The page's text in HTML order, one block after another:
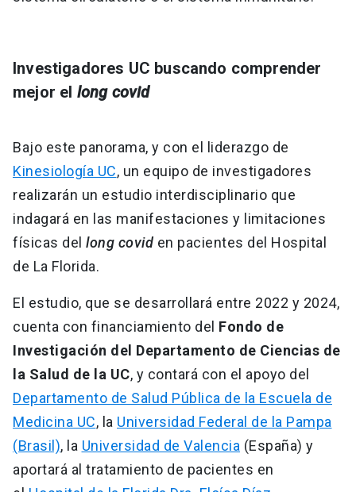
Investigadores UC buscando comprender
mejor el long covid
Bajo este panorama, y con el liderazgo de
Kinesiología UC, un equipo de investigadores
realizarán un estudio interdisciplinario que
indagará en las manifestaciones y limitaciones
físicas del long covid en pacientes del Hospital
de La Florida.
El estudio, que se desarrollará entre 2022 y 2024,
cuenta con financiamiento del Fondo de
Investigación del Departamento de Ciencias de
la Salud de la UC, y contará con el apoyo del
Departamento de Salud Pública de la Escuela de
Medicina UC, la Universidad Federal de la Pampa
(Brasil), la Universidad de Valencia (España) y
aportará al tratamiento de pacientes en